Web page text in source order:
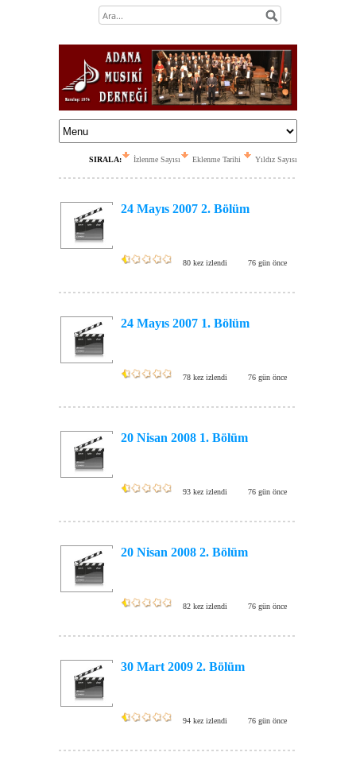
SIRALA: İzlenme Sayısı Eklenme Tarihi Yıldız Sayısı
24 Mayıs 2007 2. Bölüm
80 kez izlendi 76 gün önce
24 Mayıs 2007 1. Bölüm
78 kez izlendi 76 gün önce
20 Nisan 2008 1. Bölüm
93 kez izlendi 76 gün önce
20 Nisan 2008 2. Bölüm
82 kez izlendi 76 gün önce
30 Mart 2009 2. Bölüm
94 kez izlendi 76 gün önce